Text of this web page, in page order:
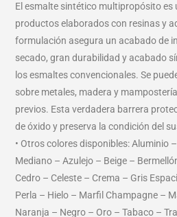
El esmalte sintético multipropósito es
productos elaborados con resinas y
formulación asegura un acabado de
secado, gran durabilidad y acabado
los esmaltes convencionales. Se
sobre metales, madera y
previos. Esta verdadera barrera
de óxido y preserva la condición del
• Otros colores disponibles: Aluminio
Mediano – Azulejo – Beige –
Cedro – Celeste – Crema – Gris
Perla – Hielo – Marfil Champagne –
Naranja – Negro – Oro – Tabaco –